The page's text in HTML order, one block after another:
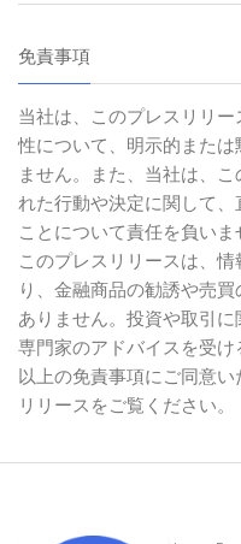
免責事項
当社は、このプレスリリ
性について、明示的また
ません。また、当社は、
れた行動や決定に関して
ことについて責任を負いま
このプレスリリースは、
り、金融商品の勧誘や売
ありません。投資や取引に
専門家のアドバイスを受け
以上の免責事項にご同意
リリースをご覧ください。